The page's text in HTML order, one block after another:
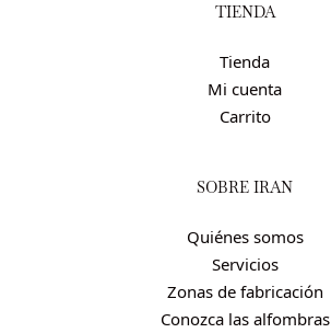
TIENDA
Tienda
Mi cuenta
Carrito
SOBRE IRÁN
Quiénes somos
Servicios
Zonas de fabricación
Conozca las alfombras